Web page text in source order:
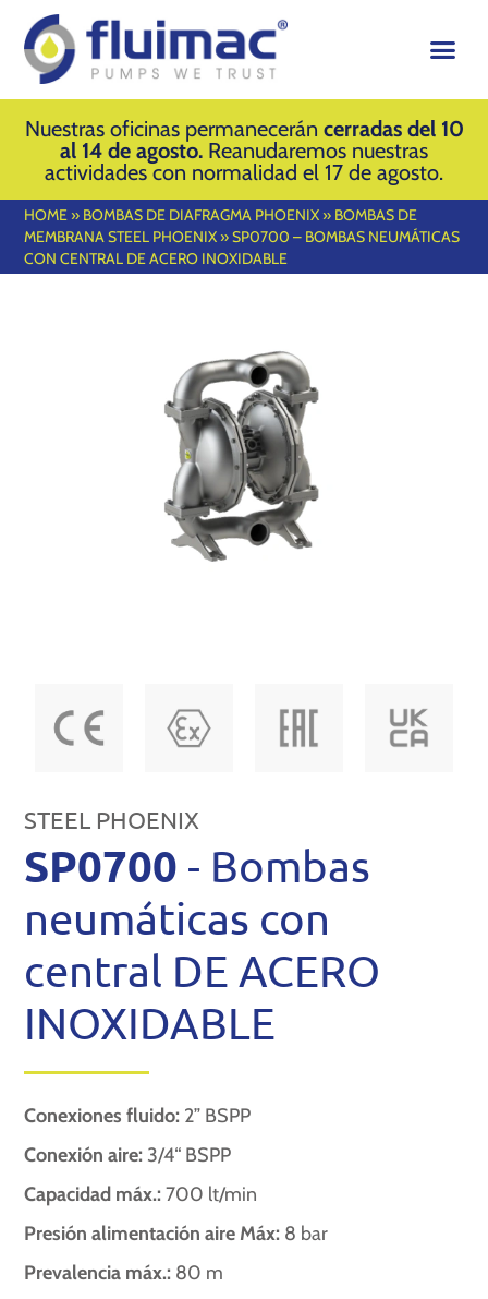
Nuestras oficinas permanecerán cerradas del 10
al 14 de agosto. Reanudaremos nuestras
actividades con normalidad el 17 de agosto.
HOME » BOMBAS DE DIAFRAGMA PHOENIX » BOMBAS DE
MEMBRANA STEEL PHOENIX »SP0700 – BOMBAS NEUMÁTICAS
CON CENTRAL DE ACERO INOXIDABLE
STEEL PHOENIX
SP0700 - Bombas
neumáticas con
central DE ACERO
INOXIDABLE
Conexiones fluido: 2” BSPP
Conexión aire: 3/4“ BSPP
Capacidad máx.:700 lt/min
Presión alimentación aire Máx: 8 bar
Prevalencia máx.: 80 m